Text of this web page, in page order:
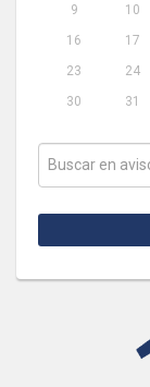
9
10
16
17
23
24
30
31